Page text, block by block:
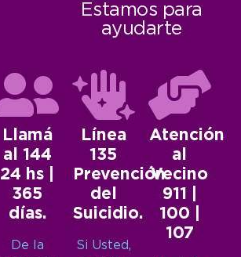
Estamos para
ayudarte
Llamá
al 144
24 hs |
365
días.
De la
Línea
135
Prevención
del
Suicidio.
Si Usted,
Atención
al
Vecino
911 |
100 |
107